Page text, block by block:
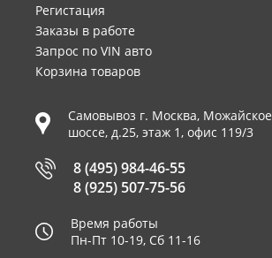
Регистация
Заказы в работе
Запрос по VIN авто
Корзина товаров
Самовывоз г. Москва, Можайское
шоссе, д.25, этаж 1, офис 119/3
8 (495) 984-46-55
8 (925) 507-75-56
Время работы
Пн-Пт 10-19, Сб 11-16